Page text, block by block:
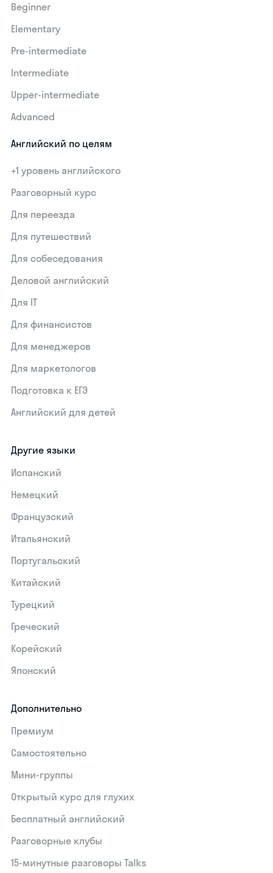
Beginner
Elementary
Pre-intermediate
Intermediate
Upper-intermediate
Advanced
Английский по целям
+1 уровень английского
Разговорный курс
Для переезда
Для путешествий
Для собеседования
Деловой английский
Для IT
Для финансистов
Для менеджеров
Для маркетологов
Подготовка к ЕГЭ
Английский для детей
Другие языки
Испанский
Немецкий
Французский
Итальянский
Португальский
Китайский
Турецкий
Греческий
Корейский
Японский
Дополнительно
Премиум
Самостоятельно
Мини-группы
Открытый курс для глухих
Бесплатный английский
Разговорные клубы
15‑минутные разговоры Talks